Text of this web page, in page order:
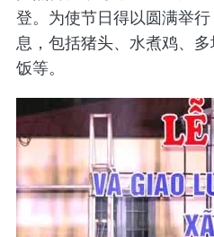
登。为使节日得以圆满举
息，包括猪头、水煮鸡、
饭等。